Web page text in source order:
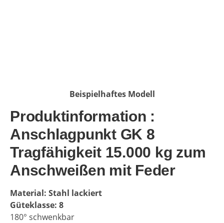
Beispielhaftes Modell
Produktinformation :
Anschlagpunkt GK 8
Tragfähigkeit 15.000 kg zum
Anschweißen mit Feder
Material: Stahl lackiert
Güteklasse: 8
180° schwenkbar